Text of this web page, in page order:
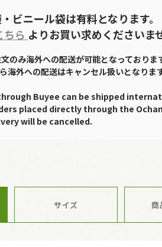
ビニール袋は有料となります。
ちら よりお買い求めくださいま
のみ海外への配送が可能となっておりま
海外への配送はキャンセル扱いとなりま
Buyee can be shipped
placed directly through the
will be cancelled.
サイズ 商